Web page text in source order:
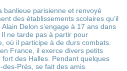
banlieue parisienne et renvoyé
des établissements scolaires qu’il
Delon s’engage à 17 ans dans
Il ne tarde pas à partir pour
où il participe à de durs combats.
France, il exerce divers petits
des Halles. Pendant quelques
Prés, se fait des amis.